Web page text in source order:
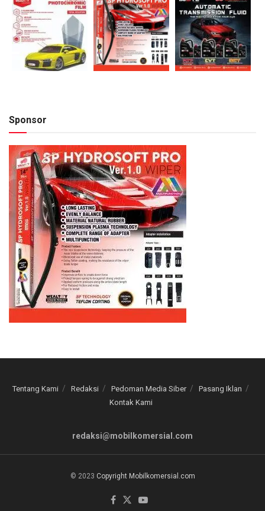
Sponsor
Tentang Kami Redaksi Pedoman Media Siber
Pasang Iklan
Kontak Kami
redaksi@mobilkomersial.com
© 2023 Copyright Mobilkomersial.com